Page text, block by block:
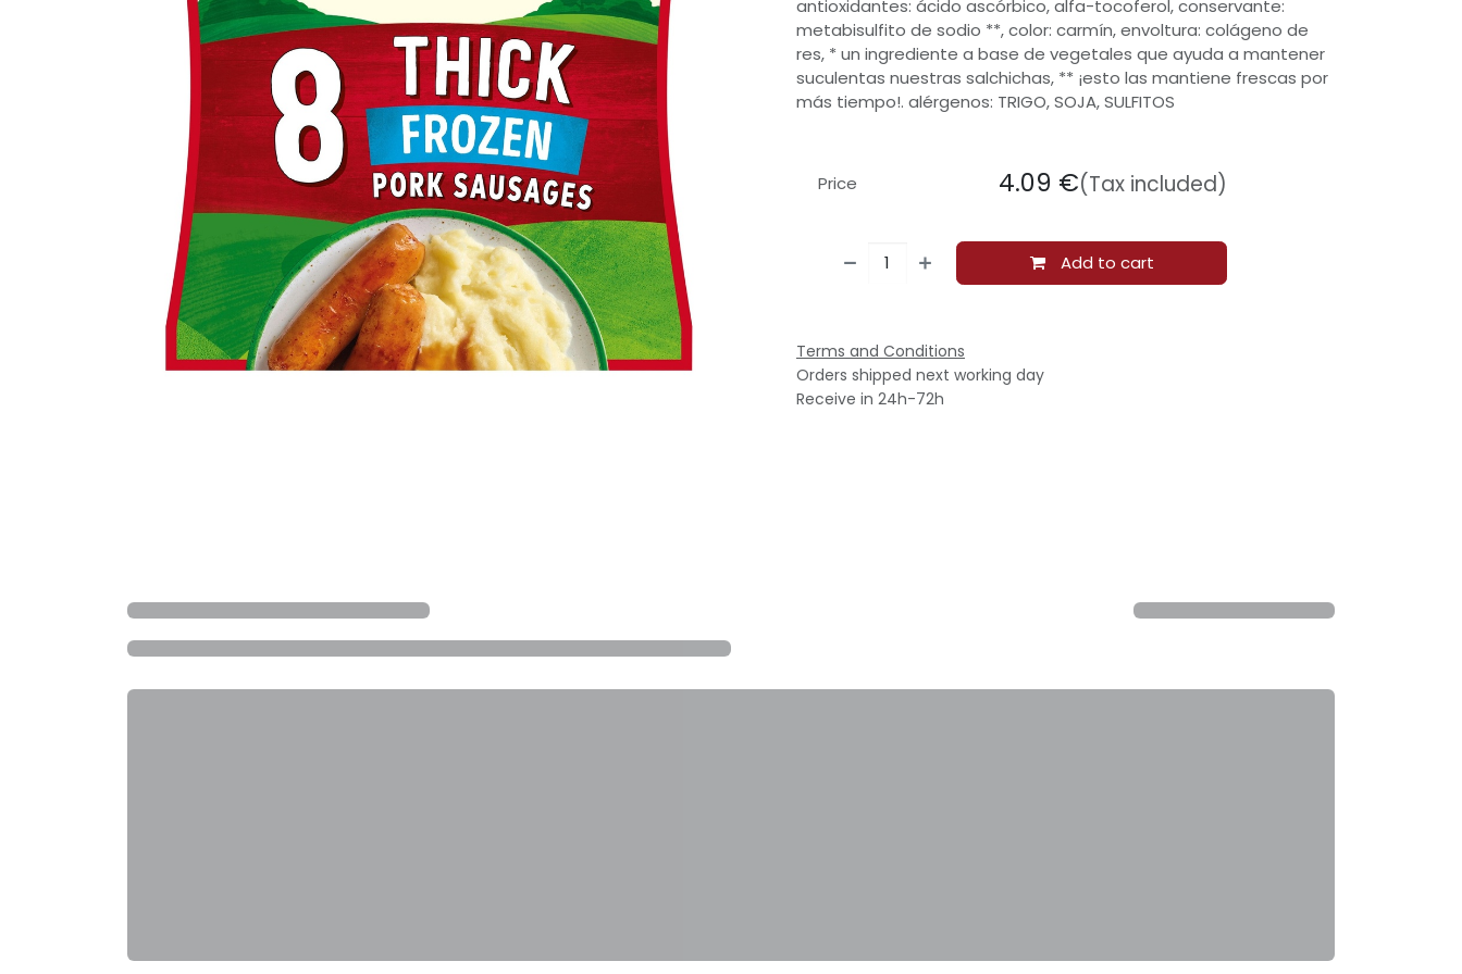
antioxidantes: ácido ascórbico, alfa-tocoferol, conservante:
metabisulfito de sodio **, color: carmín, envoltura: colágeno de
res, * un ingrediente a base de vegetales que ayuda a mantener
suculentas nuestras salchichas, ** ¡esto las mantiene frescas por
más tiempo!. alérgenos: TRIGO, SOJA, SULFITOS
Add to cart
Price 4.09 €(Tax included)
Terms and Conditions
Orders shipped next working day
Receive in 24h-72h